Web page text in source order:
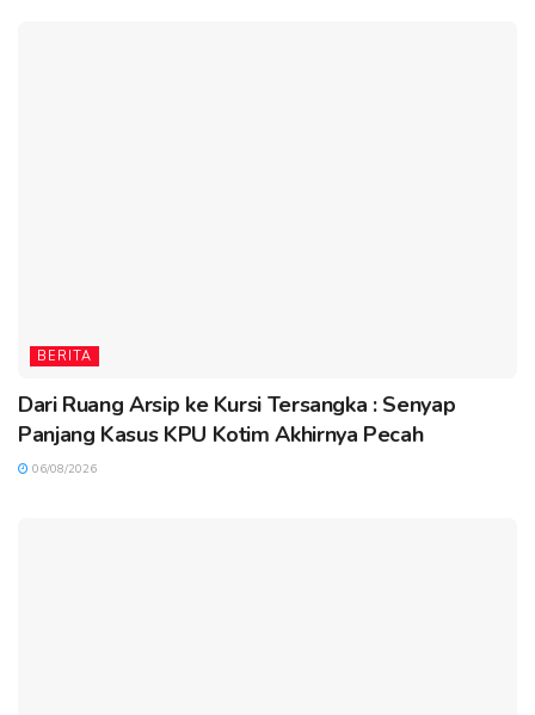
BERITA
Dari Ruang Arsip ke Kursi Tersangka : Senyap
Panjang Kasus KPU Kotim Akhirnya Pecah
06/08/2026